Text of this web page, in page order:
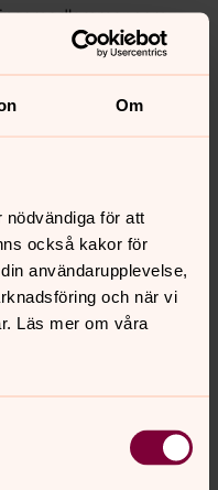
Om
för att
också kakor för
användarupplevelse,
och när vi
Läs mer om våra
som
på norra Öland under
vi hoppas och tror
vi får dela, även om
och vänner och
där det passar er.
eller vill prata
du möter i
någon av
sidans